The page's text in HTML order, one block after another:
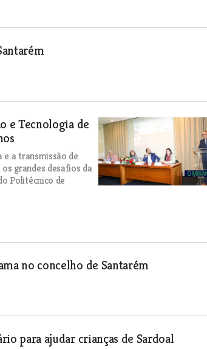
e Tecnologia de
e a transmissão de
grandes desafios da
Politécnico de
no concelho de Santarém
para ajudar crianças de Sardoal